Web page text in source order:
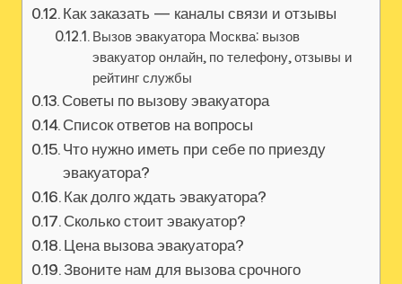
Как заказать — каналы связи и отзывы
Вызов эвакуатора Москва: вызов
эвакуатор онлайн, по телефону, отзывы и
рейтинг службы
Советы по вызову эвакуатора
Список ответов на вопросы
Что нужно иметь при себе по приезду
эвакуатора?
Как долго ждать эвакуатора?
Сколько стоит эвакуатор?
Цена вызова эвакуатора?
Звоните нам для вызова срочного